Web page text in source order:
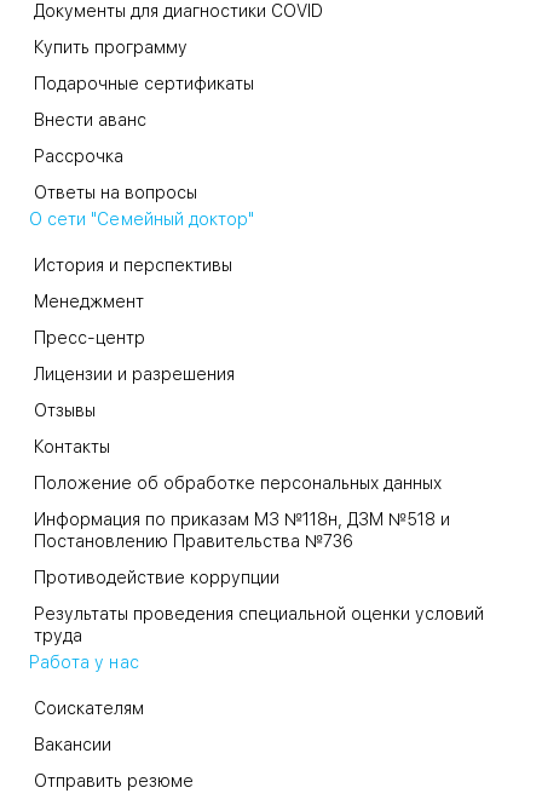
Документы для диагностики COVID
Купить программу
Подарочные сертификаты
Внести аванс
Рассрочка
Ответы на вопросы
О сети "Семейный доктор"
История и перспективы
Менеджмент
Пресс-центр
Лицензии и разрешения
Отзывы
Контакты
Положение об обработке персональных данных
Информация по приказам МЗ №118н, ДЗМ №518 и
Постановлению Правительства №736
Противодействие коррупции
Результаты проведения специальной оценки условий
труда
Работа у нас
Соискателям
Вакансии
Отправить резюме